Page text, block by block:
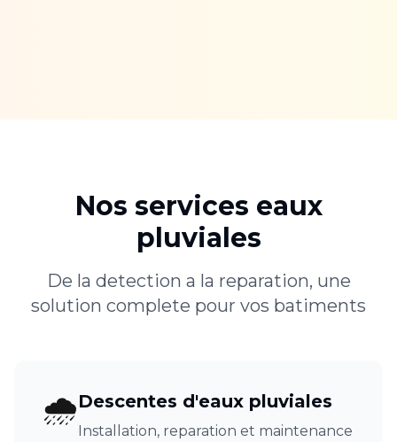
Nos services eaux
pluviales
De la detection a la reparation, une
solution complete pour vos batiments
🌧️Descentes d'eaux pluviales
Installation, reparation et maintenance